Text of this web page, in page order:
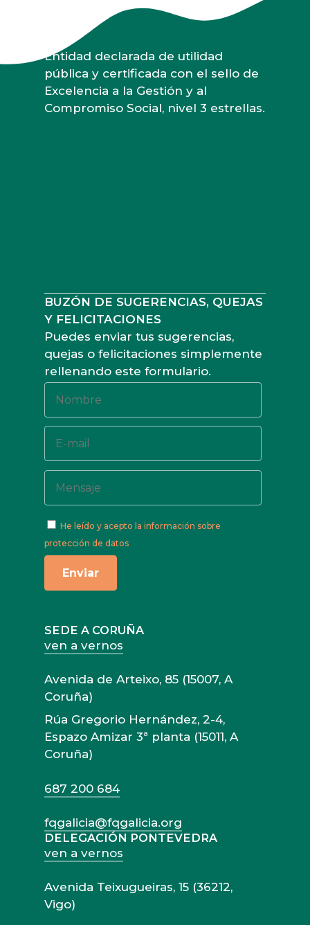
Entidad declarada de utilidad
pública y certificada con el sello de
Excelencia a la Gestión y al
Compromiso Social, nivel 3 estrellas.
BUZÓN DE SUGERENCIAS, QUEJAS
Y FELICITACIONES
Puedes enviar tus sugerencias,
quejas o felicitaciones simplemente
rellenando este formulario.
He leído y acepto la información sobre
protección de datos
SEDE A CORUÑA
ven a vernos
Avenida de Arteixo, 85 (15007, A
Coruña)
Rúa Gregorio Hernández, 2-4,
Espazo Amizar 3ª planta (15011, A
Coruña)
687 200 684
fqgalicia@fqgalicia.org
DELEGACIÓN PONTEVEDRA
ven a vernos
Avenida Teixugueiras, 15 (36212,
Vigo)